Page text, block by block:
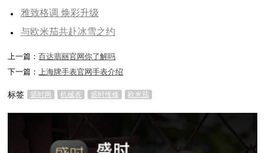
雅致格调 焕彩升级
与欧米茄共赴冰雪之约
上一篇：百达翡丽官网你了解吗
下一篇：
上海牌手表官网手表介绍
标签 盛时网 机械表 盛时维修 欧米茄